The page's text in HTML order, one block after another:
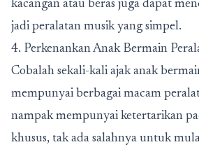
kacangan atau beras juga dapat
jadi peralatan musik yang simpel.
4. Perkenankan Anak Bermain
Cobalah sekali-kali ajak anak
mempunyai berbagai macam
nampak mempunyai ketertarikan
khusus, tak ada salahnya untuk